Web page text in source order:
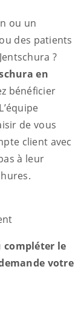
ou un
des patients
?
en
bénéficier
de vous
client avec
à leur
compléter le
votre